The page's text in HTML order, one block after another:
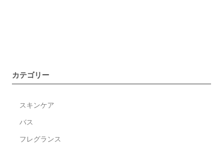
カテゴリー
スキンケア
バス
フレグランス